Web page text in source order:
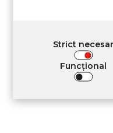
Strict necesar
Funcţional